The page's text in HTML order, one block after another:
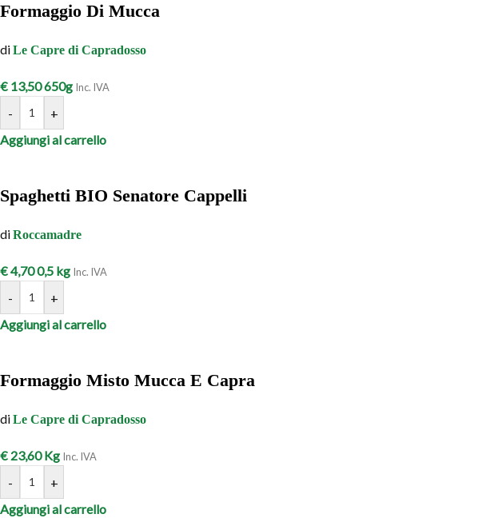
Formaggio Di Mucca
diLe Capre di Capradosso
€ 13,50650g Inc. IVA
-
+
Aggiungi al carrello
Spaghetti BIO Senatore Cappelli
diRoccamadre
€4,700,5 kg Inc. IVA
-
+
Aggiungi al carrello
Formaggio Misto Mucca E Capra
diLe Capre di Capradosso
€ 23,60 Kg Inc. IVA
-
+
Aggiungi al carrello